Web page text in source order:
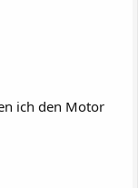
ich den Motor